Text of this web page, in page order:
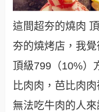
這間超夯的燒肉
夯的燒烤店，我
頂級799（10%）
比肉肉，芭比肉
無法吃牛肉的人